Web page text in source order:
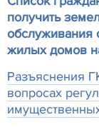
получить
обслуживания
жилых домов
Разъяснения
вопросах